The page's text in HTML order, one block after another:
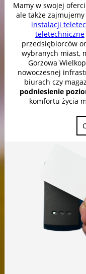
Mamy w swojej
ale także
instalacji
teletechniczne
przedsiębiorców
wybranych miast,
Gorzowa
nowoczesnej
biurach czy
podniesienie
komfortu życia